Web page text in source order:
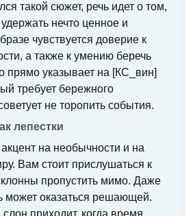
такой сюжет, речь идет о том,
нечто ценное и
чувствуется доверие к
а также к умению беречь
прямо указывает на [КС_вин]
требует бережного
не торопить события.
лепестки
на необычности и на
Вам стоит прислушаться к
пропустить мимо. Даже
может оказаться решающей.
приходит, когда время